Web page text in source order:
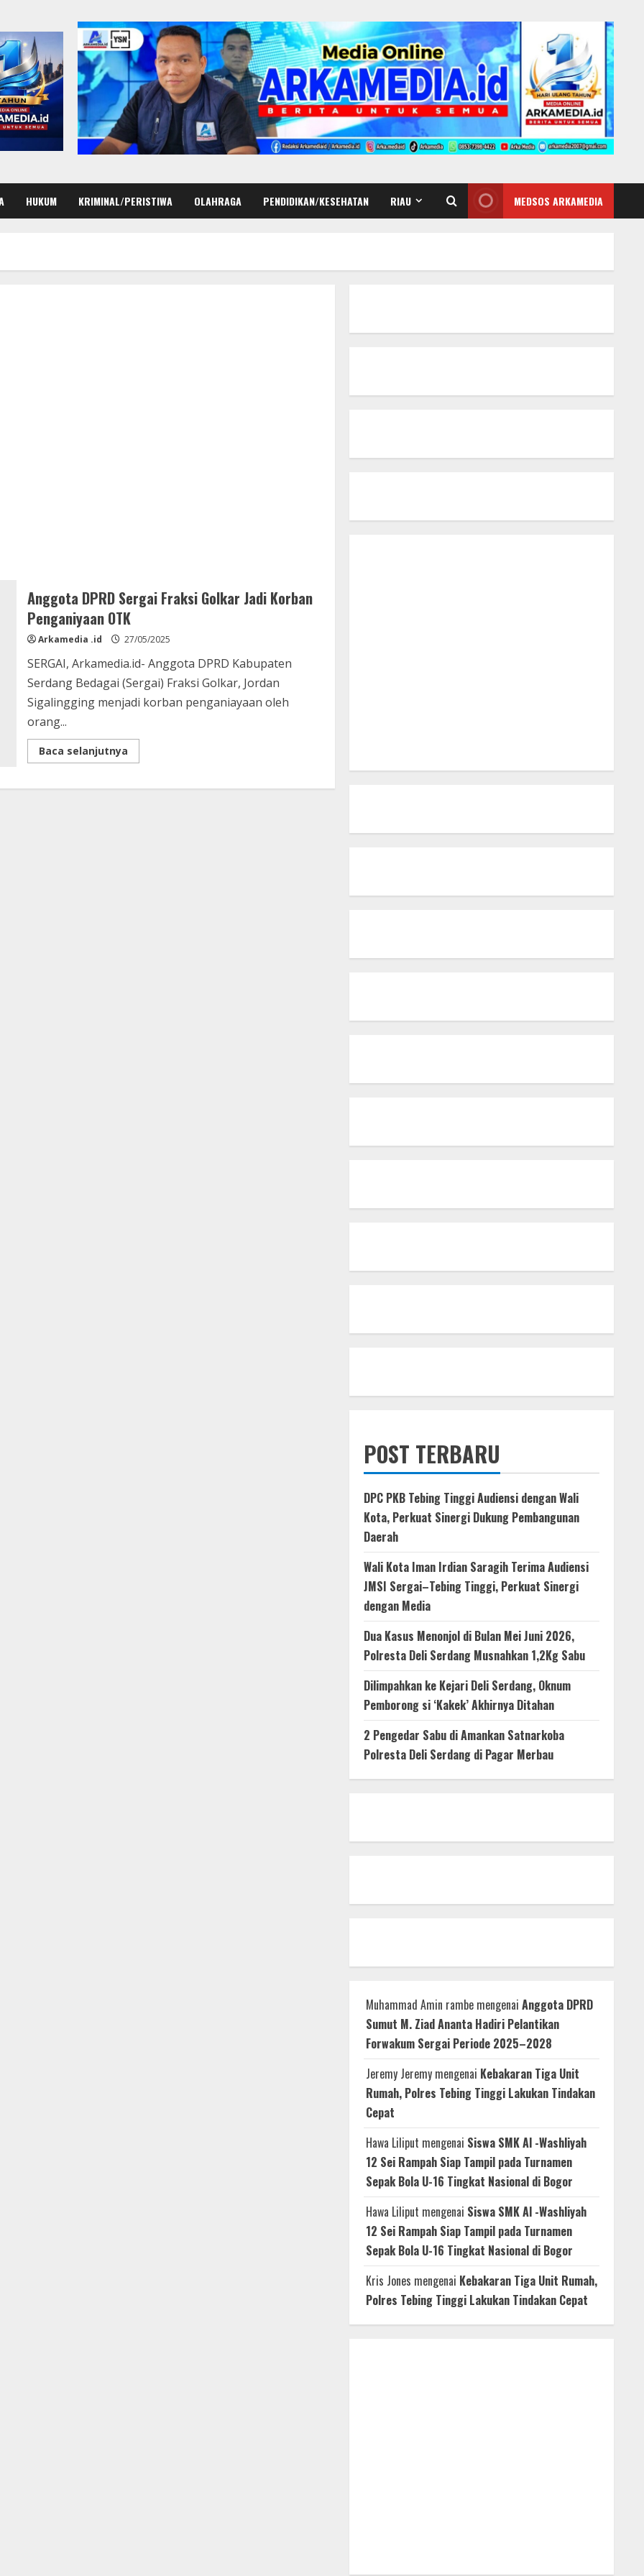
HUKUM KRIMINAL/PERISTIWA OLAHRAGA PENDIDIKAN/KESEHATAN RIAU MEDSOS ARKAMEDIA
Anggota DPRD Sergai Fraksi Golkar Jadi Korban
Penganiyaan OTK
Arkamedia .id 27/05/2025
SERGAI, Arkamedia.id- Anggota DPRD Kabupaten
Serdang Bedagai (Sergai) Fraksi Golkar, Jordan
Sigalingging menjadi korban penganiayaan oleh
orang...
Baca selanjutnyaRead
more
DPRD
POST TERBARU
DPC PKB Tebing Tinggi Audiensi dengan Wali
Kota, Perkuat Sinergi Dukung Pembangunan
Daerah
Wali Kota Iman Irdian Saragih Terima Audiensi
JMSI Sergai–Tebing Tinggi, Perkuat Sinergi
dengan Media
Dua Kasus Menonjol di Bulan Mei Juni 2026,
Polresta Deli Serdang Musnahkan 1,2Kg Sabu
Dilimpahkan ke Kejari Deli Serdang, Oknum
Pemborong si ‘Kakek’ Akhirnya Ditahan
2 Pengedar Sabu di Amankan Satnarkoba
Polresta Deli Serdang di Pagar Merbau
Muhammad Amin rambe mengenai Anggota DPRD
Sumut M. Ziad Ananta Hadiri Pelantikan
Forwakum Sergai Periode 2025–2028
Jeremy Jeremy mengenai Kebakaran Tiga Unit
Rumah, Polres Tebing Tinggi Lakukan Tindakan
Cepat
Hawa Liliput mengenai Siswa SMK Al -Washliyah
12 Sei Rampah Siap Tampil pada Turnamen
Sepak Bola U-16 Tingkat Nasional di Bogor
Hawa Liliput mengenai Siswa SMK Al -Washliyah
12 Sei Rampah Siap Tampil pada Turnamen
Sepak Bola U-16 Tingkat Nasional di Bogor
Kris Jones mengenai Kebakaran Tiga Unit Rumah,
Polres Tebing Tinggi Lakukan Tindakan Cepat